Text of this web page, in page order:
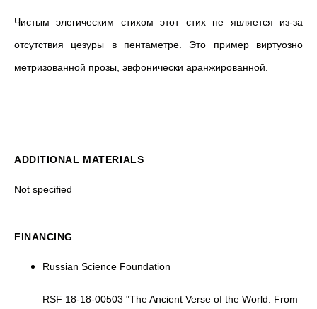
Чистым элегическим стихом этот стих не является из-за
отсутствия цезуры в пентаметре. Это пример виртуозно
метризованной прозы, эвфонически аранжированной.
ADDITIONAL MATERIALS
Not specified
FINANCING
Russian Science Foundation
RSF 18-18-00503 "The Ancient Verse of the World: From